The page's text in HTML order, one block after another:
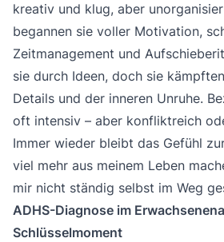
kreativ und klug, aber
begannen sie voller Motivation,
Zeitmanagement und
sie durch Ideen, doch sie
Details und der inneren Unruhe.
oft intensiv – aber konfliktreich
Immer wieder bleibt das Gefühl
viel mehr aus meinem Leben
mir nicht ständig selbst im Weg
ADHS-Diagnose im
Schlüsselmoment